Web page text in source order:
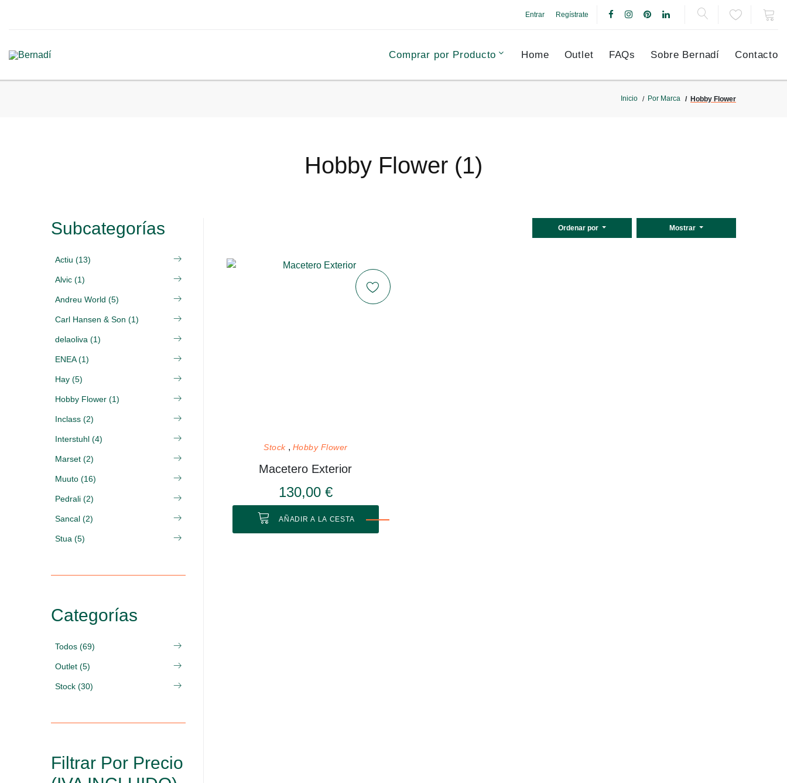
Entrar Regístrate
Comprar por Producto Home Outlet FAQs Sobre Bernadí Contacto
Inicio Por Marca Hobby Flower
Hobby Flower (1)
Ordenar por Mostrar
Stock Hobby Flower
Macetero Exterior
130,00 €
AÑADIR A LA CESTA
Subcategorías
Actiu (13)
Alvic (1)
Andreu World (5)
Carl Hansen & Son (1)
delaoliva (1)
ENEA (1)
Hay (5)
Hobby Flower (1)
Inclass (2)
Interstuhl (4)
Marset (2)
Muuto (16)
Pedrali (2)
Sancal (2)
Stua (5)
Categorías
Todos (69)
Outlet (5)
Stock (30)
Filtrar Por Precio